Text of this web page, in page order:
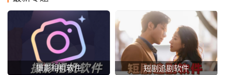
摄影相机软件 短剧追剧软件